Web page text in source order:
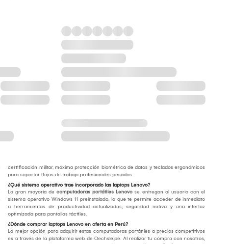
certificación militar, máxima protección biométrica de datos y teclados ergonómicos
para soportar flujos de trabajo profesionales pesados.
¿Qué sistema operativo trae incorporado las laptops Lenovo?
La gran mayoría decomputadoras portátiles Lenovo se entregan al usuario con el
sistema operativo Windows 11 preinstalado, lo que te permite acceder de inmediato
a herramientas de productividad actualizadas, seguridad nativa y una interfaz
optimizada para pantallas táctiles.
¿Dónde comprar laptops Lenovo en oferta en Perú?
La mejor opción para adquirir estas computadoras portátiles a precios competitivos
es a través de la plataforma web de Oechsle.pe. Al realizar tu compra con nosotros,